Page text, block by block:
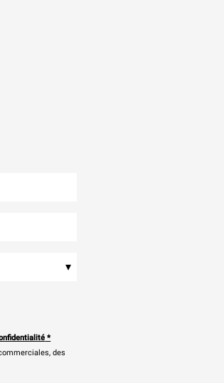
▾
*
des